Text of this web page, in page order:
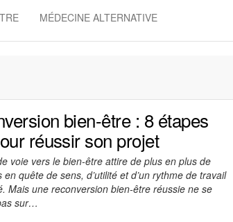
MÉDECINE ALTERNATIVE
bien-être : 8 étapes
réussir son projet
voie vers le bien-être attire de plus en plus de
en quête de sens, d’utilité et d’un rythme de travail
Mais une reconversion bien-être réussie ne se
sur…